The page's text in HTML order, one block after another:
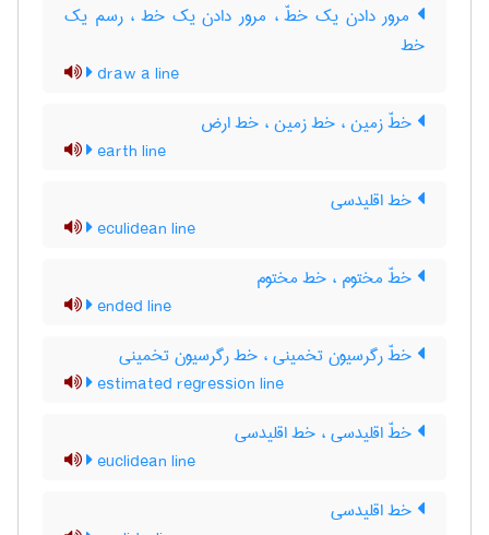
مرور دادن یک خطّ ، مرور دادن یک خط ، رسم یک
خط
draw a line
خطّ زمین ، خط زمین ، خط ارض
earth line
خط اقلیدسی
eculidean line
خطّ مختوم ، خط مختوم
ended line
خطّ رگرسیون تخمینی ، خط رگرسیون تخمینی
estimated regression line
خطّ اقلیدسی ، خط اقلیدسی
euclidean line
خط اقلیدسی